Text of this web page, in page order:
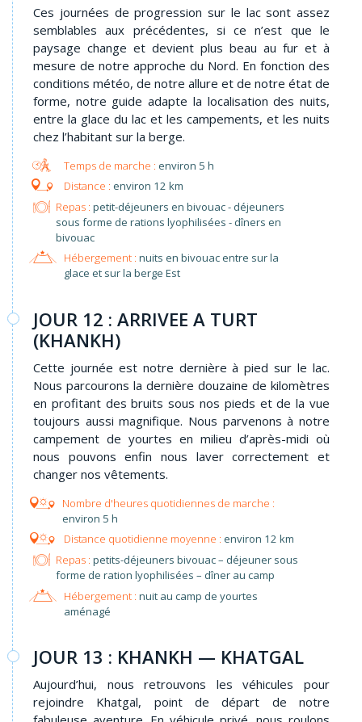
Ces journées de progression sur le lac sont assez
semblables aux précédentes, si ce n’est que le
paysage change et devient plus beau au fur et à
mesure de notre approche du Nord. En fonction des
conditions météo, de notre allure et de notre état de
forme, notre guide adapte la localisation des nuits,
entre la glace du lac et les campements, et les nuits
chez l’habitant sur la berge.
environ 5 h
environ 12 km
Repas : petit-déjeuners en bivouac - déjeuners
sous forme de rations lyophilisées - dîners en
bivouac
Hébergement : nuits en bivouac entre sur la
glace et sur la berge Est
JOUR 12 : ARRIVEE A TURT
(KHANKH)
Cette journée est notre dernière à pied sur le lac.
Nous parcourons la dernière douzaine de kilomètres
en profitant des bruits sous nos pieds et de la vue
toujours aussi magnifique. Nous parvenons à notre
campement de yourtes en milieu d’après-midi où
nous pouvons enfin nous laver correctement et
changer nos vêtements.
environ 5 h
environ 12 km
Repas : petits-déjeuners bivouac – déjeuner sous
forme de ration lyophilisées – dîner au camp
Hébergement : nuit au camp de yourtes
aménagé
JOUR 13 : KHANKH — KHATGAL
Aujourd’hui, nous retrouvons les véhicules pour
rejoindre Khatgal, point de départ de notre